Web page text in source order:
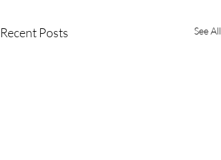
Recent Posts See All